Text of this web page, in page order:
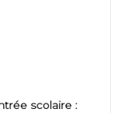
scolaire :